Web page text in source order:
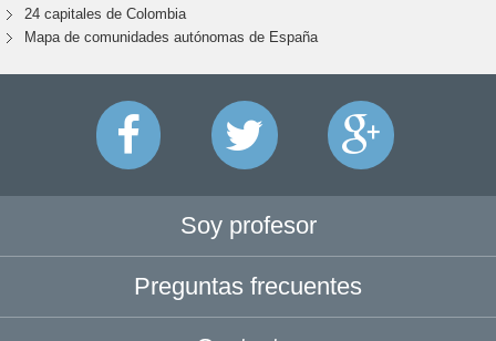
24 capitales de Colombia
Mapa de comunidades autónomas de España
Soy profesor
Preguntas frecuentes